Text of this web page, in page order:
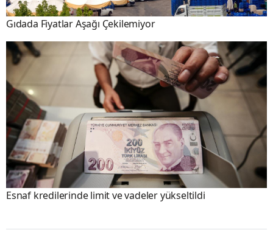
Gıdada Fiyatlar Aşağı Çekilemiyor
Esnaf kredilerinde limit ve vadeler yükseltildi